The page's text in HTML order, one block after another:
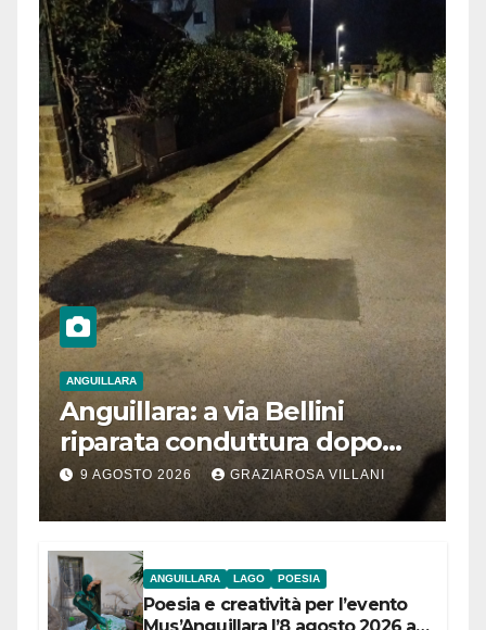
ANGUILLARA
Anguillara: a via Bellini
riparata conduttura dopo
segnalazione IdD
9 AGOSTO 2026 GRAZIAROSA VILLANI
ANGUILLARA LAGO POESIA
Poesia e creatività per l’evento